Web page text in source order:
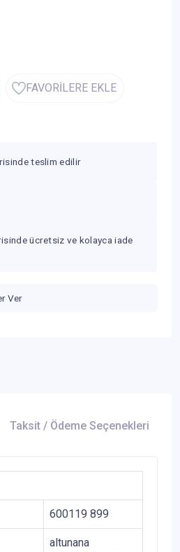
FAVORİLERE EKLE
teslim edilir
ücretsiz ve kolayca iade
Ver
Taksit / Ödeme Seçenekleri
600119 899
altunana